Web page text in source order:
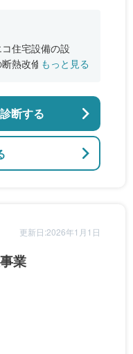
住宅設備の設
熱改修、窓やド
もっと見る
断する
更新日:2026年1月1日
業